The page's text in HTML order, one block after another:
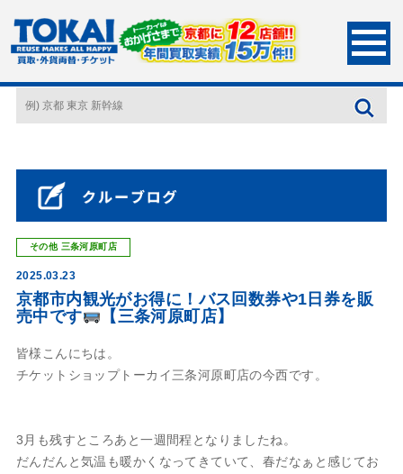
HOME
店長ブログ
京都市内観光がお得に！バス回数券や1日券を販売中です
【三条河原町店】
その他 三条河原町店
2025.03.23
京都市内観光がお得に！バス回数券や1日券を販
売中です
【三条河原町店】
皆様こんにちは。
チケットショップトーカイ三条河原町店の今西です。
3月も残すところあと一週間程となりましたね。
だんだんと気温も暖かくなってきていて、春だなぁと感じてお